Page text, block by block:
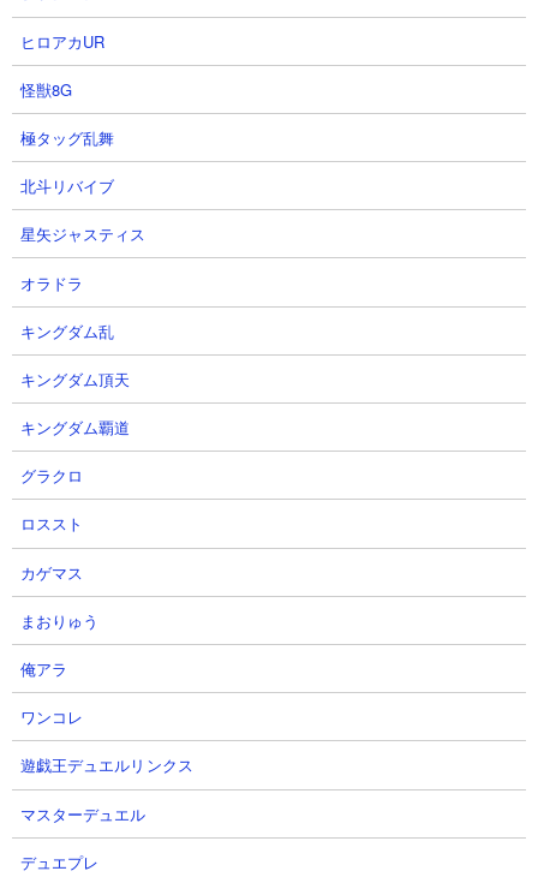
２．ザクザクッキー山脈 ノーヴァやニャトーンを
使った無課金編成で攻略
【出撃メンバー】
【攻略概要】
「29q」さんの攻略動画です。ノーアイテム＆ノーにゃんコンボ。
編成はムート、ノーヴァ、ニャトーン、ヴァルキリー、ミーニ
ャ、ゴム2種、エクスプレス、バブル、ゼリーまんじゅうの無課金
編成で挑んでいます。消耗戦で途中大型キャラがすべて退場して
しまうつ辛い時間帯もありますが、2体目のノーヴァ生産あたりか
ら戦局をひっくり返してクリアに成功しています。
ヒロアカUR
怪獣8G
極タッグ乱舞
北斗リバイブ
星矢ジャスティス
オラドラ
キングダム乱
キングダム頂天
キングダム覇道
グラクロ
ロススト
カゲマス
まおりゅう
俺アラ
ワンコレ
遊戯王デュエルリンクス
マスターデュエル
デュエプレ